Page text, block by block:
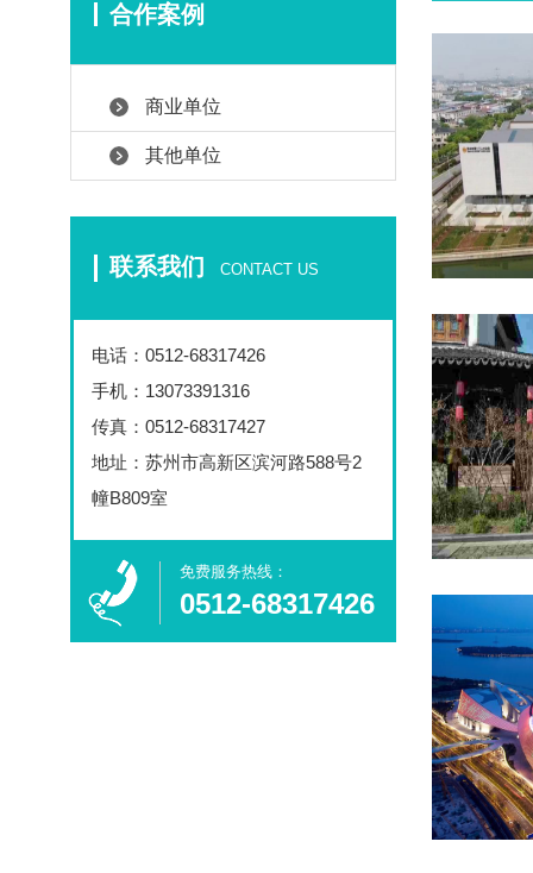
合作案例
商业单位
其他单位
联系我们 CONTACT US
电话： 0512-68317426
手机：13073391316
传真：0512-68317427
地址：苏州市高新区滨河路588号2
幢B809室
免费服务热线：​
0512-68317426